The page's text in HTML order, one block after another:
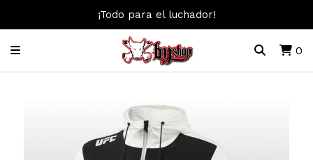
¡Todo para el luchador!
0